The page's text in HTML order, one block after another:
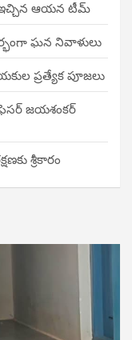
ఇచ్చిన ఆయన టీమ్
ఘన నివాళులు
ప్రత్యేక పూజలు
జయశంకర్
శ్రీకారం